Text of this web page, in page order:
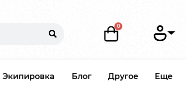
Экипировка Блог Другое Еще